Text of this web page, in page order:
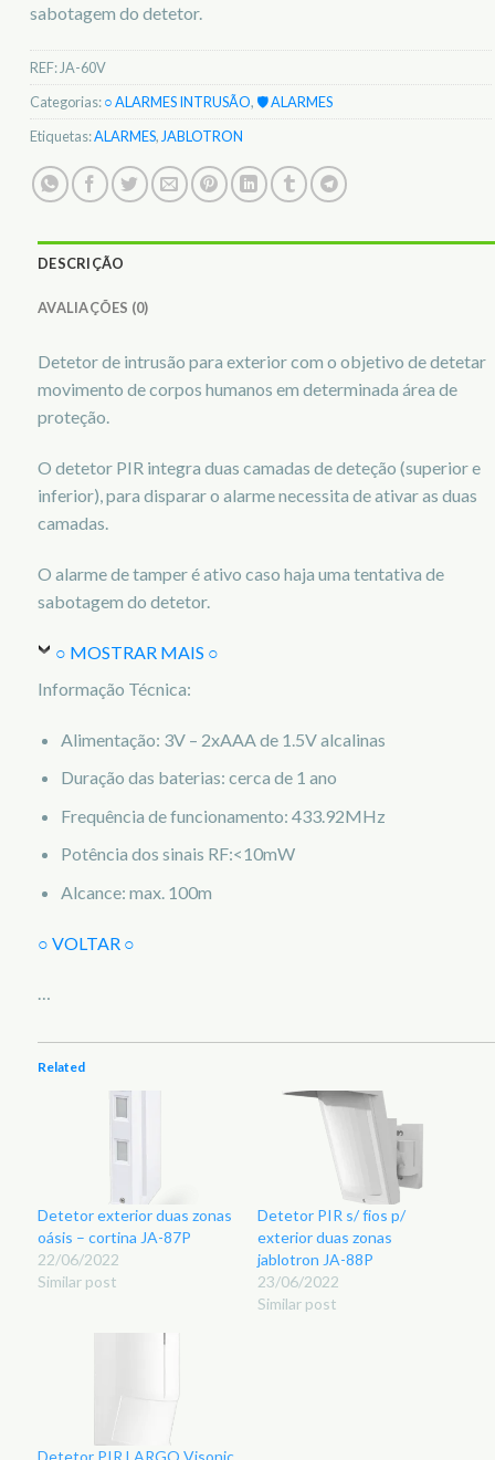
sabotagem do detetor.
REF: JA-60V
Categorias:○ ALARMES INTRUSÃO, 🛡️ ALARMES
Etiquetas:ALARMES, JABLOTRON
DESCRIÇÃO
AVALIAÇÕES (0)
Detetor de intrusão para exterior com o objetivo de detetar
movimento de corpos humanos em determinada área de
proteção.
O detetor PIR integra duas camadas de deteção (superior e
inferior), para disparar o alarme necessita de ativar as duas
camadas.
O alarme de tamper é ativo caso haja uma tentativa de
sabotagem do detetor.
○ MOSTRAR MAIS ○
Informação Técnica:
Alimentação: 3V – 2xAAA de 1.5V alcalinas
Duração das baterias: cerca de 1 ano
Frequência de funcionamento: 433.92MHz
Potência dos sinais RF:<10mW
Alcance: max. 100m
○ VOLTAR ○
…
Related
Detetor exterior duas zonas
oásis – cortina JA-87P
22/06/2022
Similar post
Detetor PIR s/ fios p/
exterior duas zonas
jablotron JA-88P
23/06/2022
Similar post
Detetor PIR LARGO Visonic